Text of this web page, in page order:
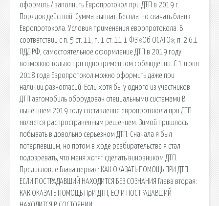
оформить / заполнить Европротокол при ДТП в 2019 г.
Порядок действий. Сумма выплат. Бесплатно скачать бланк
Европротокола. Условия применения европротокола. В
соответствии с п. 5 ст. 11, п. 1 ст. 11.1 ФЗ «Об ОСАГО»; п. 2.6.1
ПДД РФ, самостоятельное оформление ДТП в 2019 году
возможно только при одновременном соблюдении. С 1 июня
2018 года Европротокол можно оформить даже при
наличии разногласий. Если хотя бы у одного из участников
ДТП автомобиль оборудован специальными системами В
нынешнем 2019 году составление европротокола при ДТП
является распространенным решением. Зимой пришлось
побывать в довольно серьезном ДТП. Сначала я был
потерпевшим, но потом в ходе разбирательства я стал
подозревать, что меня хотят сделать виновником ДТП.
Предисловие Глава первая: КАК ОКАЗАТЬ ПОМОЩЬ ПРИ ДТП,
ЕСЛИ ПОСТРАДАВШИЙ НАХОДИТСЯ БЕЗ СОЗНАНИЯ Глава вторая:
КАК ОКАЗАТЬ ПОМОЩЬ ПpИ ДТП, ЕСЛИ ПОСТРАДАВШИЙ